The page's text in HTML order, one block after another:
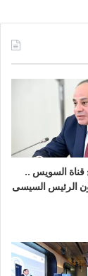
قناة السويس ..
الرئيس السيسى